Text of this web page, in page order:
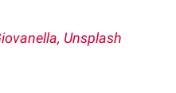
Unsplash